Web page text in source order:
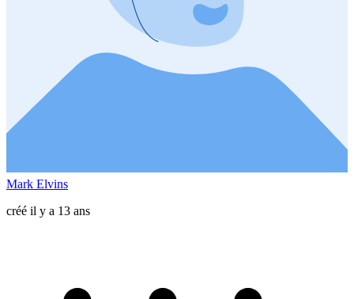
Mark Elvins
créé il y a 13 ans